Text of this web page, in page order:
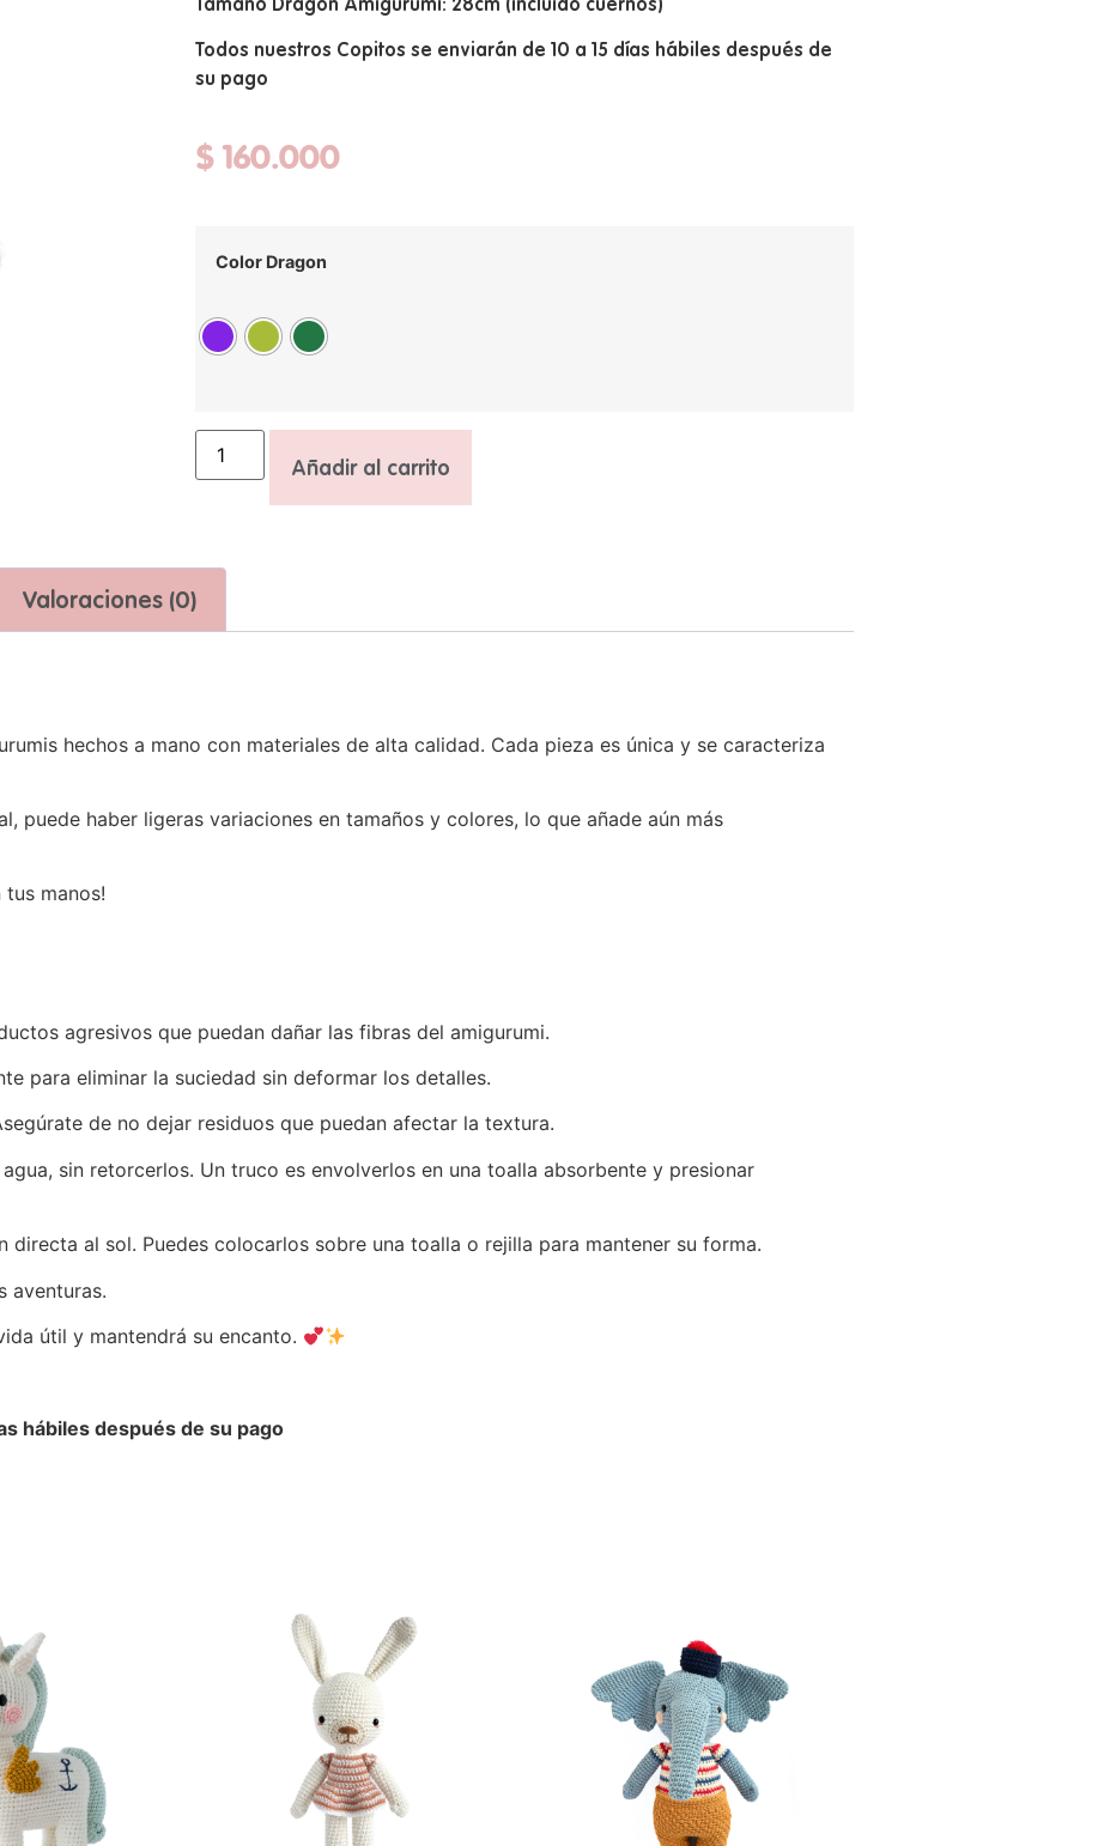
Todos nuestros Copitos se enviarán de 10 a 15 días hábiles después de
su pago
$ 160.000
Color Dragon
Añadir al carrito
Valoraciones (0)
hechos a mano con materiales de alta calidad. Cada pieza es única y se caracteriza
puede haber ligeras variaciones en tamaños y colores, lo que añade aún más
manos!
agresivos que puedan dañar las fibras del amigurumi.
para eliminar la suciedad sin deformar los detalles.
de no dejar residuos que puedan afectar la textura.
sin retorcerlos. Un truco es envolverlos en una toalla absorbente y presionar
al sol. Puedes colocarlos sobre una toalla o rejilla para mantener su forma.
aventuras.
útil y mantendrá su encanto.
hábiles después de su pago